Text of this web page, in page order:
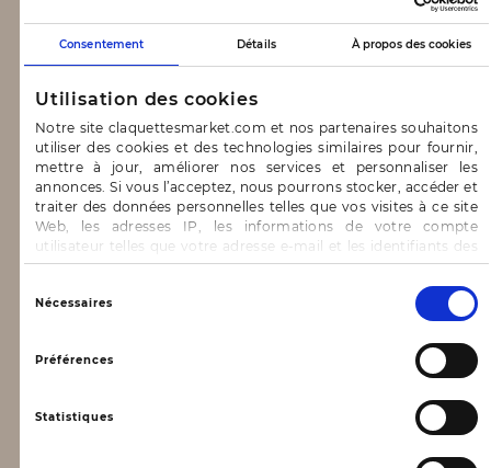
Consentement Détails À propos des cookies
Utilisation des cookies
Notre site claquettesmarket.com et nos partenaires souhaitons
utiliser des cookies et des technologies similaires pour fournir,
mettre à jour, améliorer nos services et personnaliser les
annonces. Si vous l’acceptez, nous pourrons stocker, accéder et
traiter des données personnelles telles que vos visites à ce site
Web, les adresses IP, les informations de votre compte
utilisateur telles que votre adresse e-mail et les identifiants des
cookies.
Vous avez le choix d’« Accepter » pour consentir à ces
utilisations, de « Refuser » pour vous y opposer ou
de sélectionner vos préférences concernant chaque catégorie
de cookie en cliquant sur « Valider la sélection » pour valider vos
options. Vous pouvez à tout moment modifier vos préférences
Nécessaires
Préférences
Statistiques
CLAQUETTES MARKET
Blog
CONTACT & AIDE
FAQ
Nous contacter
INFORMATIONS
Mentions légales
Données personnelles, vie privée